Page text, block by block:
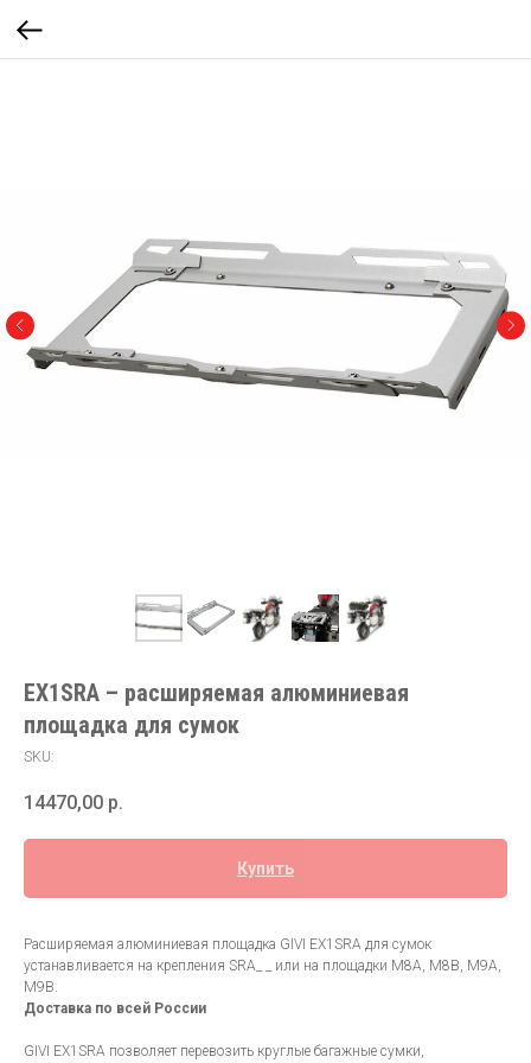
EX1SRA – расширяемая алюминиевая
площадка для сумок
SKU:
14470,00 р.
Купить
Расширяемая алюминиевая площадка GIVI EX1SRA для сумок
устанавливается на крепления SRA_ _ или на площадки M8A, M8B, M9A,
M9B.
Доставка по всей России
GIVI EX1SRA позволяет перевозить круглые багажные сумки,